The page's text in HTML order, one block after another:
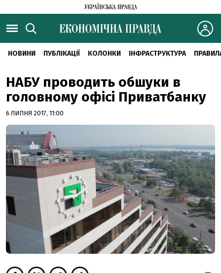
НОВИНИ ПУБЛІКАЦІЇ КОЛОНКИ ІНФРАСТРУКТУРА
НАБУ проводить обшуки в
головному офісі Приватбанку
6 ЛИПНЯ 2017, 11:00